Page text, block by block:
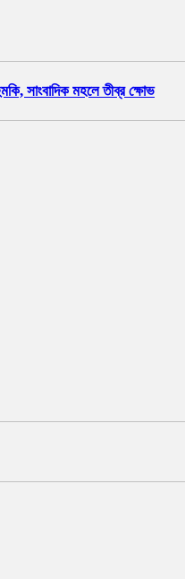
সাংবাদিক মহলে তীব্র ক্ষোভ